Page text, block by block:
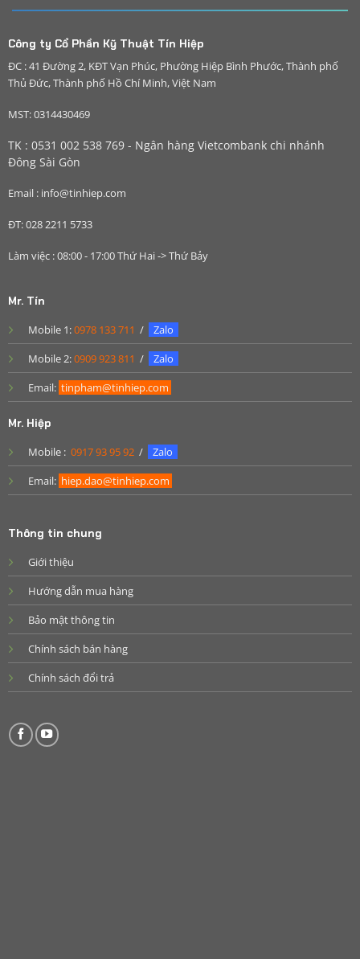
Công ty Cổ Phần Kỹ Thuật Tín Hiệp
ĐC : 41 Đường 2, KĐT Vạn Phúc, Phường Hiệp Bình Phước, Thành phố
Thủ Đức, Thành phố Hồ Chí Minh, Việt Nam
MST: 0314430469
TK : 0531 002 538 769 - Ngân hàng Vietcombank chi nhánh
Đông Sài Gòn
Email : info@tinhiep.com
ĐT: 028 2211 5733
Làm việc : 08:00 - 17:00 Thứ Hai -> Thứ Bảy
Mr. Tín
Mobile 1:0978 133 711 /
Zalo
Mobile 2:0909 923 811 /
Zalo
Email: tinpham@tinhiep.com
Mr. Hiệp
Mobile : 0917 93 95 92/
Zalo
Email: hiep.dao@tinhiep.com
Thông tin chung
Giới thiệu
Hướng dẫn mua hàng
Bảo mật thông tin
Chính sách bán hàng
Chính sách đổi trả